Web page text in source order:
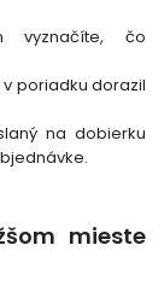
čo
poriadku dorazil
na dobierku
mieste